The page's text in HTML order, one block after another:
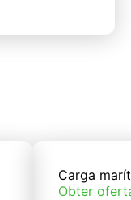
Carga
Obter